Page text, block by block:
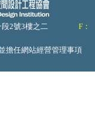
2號3樓之二 F：
擔任網站經營管理事項